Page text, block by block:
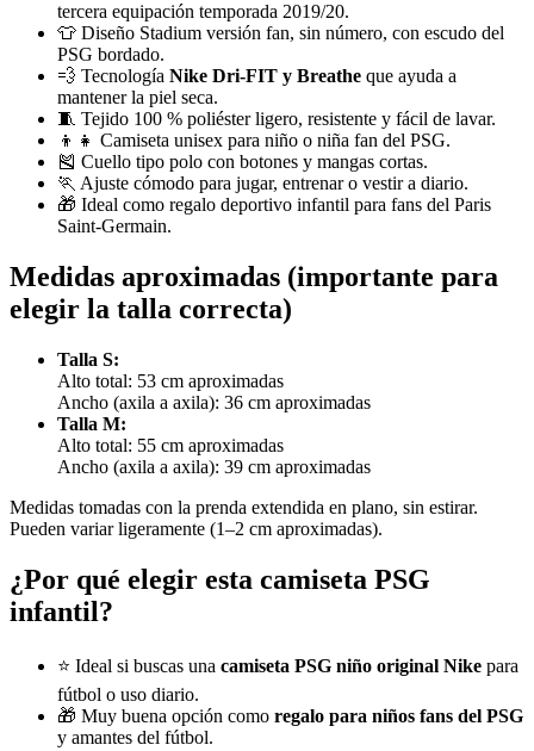
tercera equipación temporada 2019/20.
👕 Diseño Stadium versión fan, sin número, con escudo del
PSG bordado.
💨 Tecnología Nike Dri-FIT y Breathe que ayuda a
mantener la piel seca.
🧵 Tejido 100 % poliéster ligero, resistente y fácil de lavar.
👦👧 Camiseta unisex para niño o niña fan del PSG.
🎽 Cuello tipo polo con botones y mangas cortas.
🏃 Ajuste cómodo para jugar, entrenar o vestir a diario.
🎁 Ideal como regalo deportivo infantil para fans del Paris
Saint-Germain.
Medidas aproximadas (importante para
elegir la talla correcta)
Talla S:
Alto total: 53 cm aproximadas
Ancho (axila a axila): 36 cm aproximadas
Talla M:
Alto total: 55 cm aproximadas
Ancho (axila a axila): 39 cm aproximadas
Medidas tomadas con la prenda extendida en plano, sin estirar.
Pueden variar ligeramente (1–2 cm aproximadas).
¿Por qué elegir esta camiseta PSG
infantil?
⭐ Ideal si buscas una camiseta PSG niño original Nike para
fútbol o uso diario.
🎁 Muy buena opción como regalo para niños fans del PSG
y amantes del fútbol.